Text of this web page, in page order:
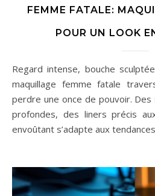
FEMME FATALE:
POUR UN LOOK
Regard intense, bouche sculptée et aura magnétique: le
maquillage femme fatale
perdre une once de pouvoir.
profondes, des liners précis
envoûtant s’adapte aux